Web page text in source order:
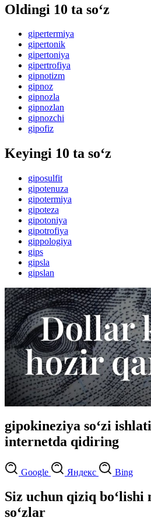
Oldingi 10 ta so‘z
gipertermiya
gipertonik
gipertoniya
gipertrofiya
gipnotizm
gipnoz
gipnozla
gipnozlan
gipnozchi
gipofiz
Keyingi 10 ta so‘z
giposulfit
gipotenuza
gipotermiya
gipoteza
gipotoniya
gipotrofiya
gippologiya
gips
gipsla
gipslan
gipokineziya so‘zi
internetda qidiring
Google Яндекс Bing
Siz uchun qiziq bo‘lishi
so‘zlar